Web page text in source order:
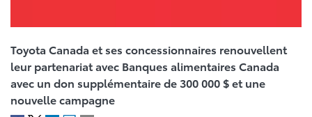
Toyota Canada et ses concessionnaires renouvellent
leur partenariat avec Banques alimentaires Canada
avec un don supplémentaire de 300 000 $ et une
nouvelle campagne